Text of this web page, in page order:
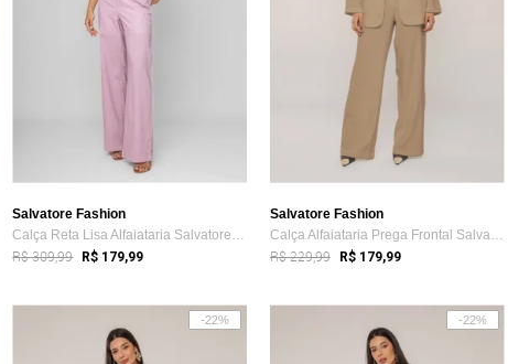
Salvatore Fashion
Calça Reta Lisa Alfaiataria Salvatore Rosa
R$ 309,99 R$ 179,99
Salvatore Fashion
Calça Alfaiataria Prega Frontal Salvatore bege
R$ 229,99 R$ 179,99
-22% -22%